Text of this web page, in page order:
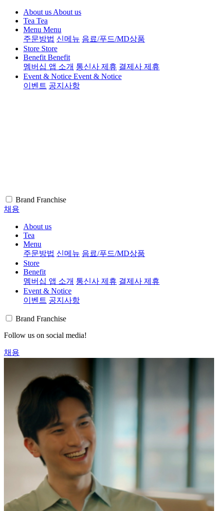
About us About us
Tea Tea
Menu Menu
주문방법 신메뉴 음료/푸드/MD상품
Store Store
Benefit Benefit
멤버십 앱 소개 통신사 제휴 결제사 제휴
Event & Notice Event & Notice
이벤트 공지사항
Brand Franchise
채용
About us
Tea
Menu
주문방법 신메뉴 음료/푸드/MD상품
Store
Benefit
멤버십 앱 소개 통신사 제휴 결제사 제휴
Event & Notice
이벤트 공지사항
Brand Franchise
Follow us on social media!
채용